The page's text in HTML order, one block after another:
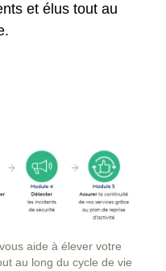
et élus tout au
aide à élever votre
au long du cycle de vie